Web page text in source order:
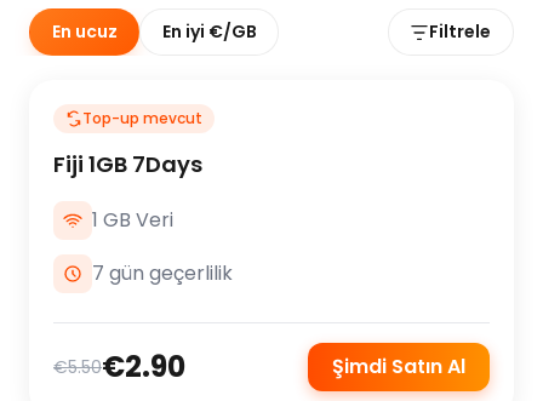
En ucuz En iyi €/GB Filtrele
Top-up mevcut
Fiji 1GB 7Days
1 GB Veri
7 gün geçerlilik
€5.50€2.90 Şimdi Satın Al